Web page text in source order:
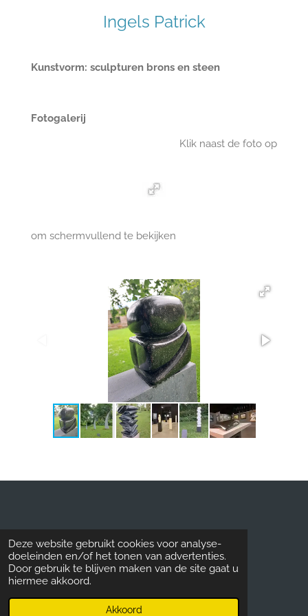
Deze website gebruikt cookies voor analyse-
doeleinden en/of het tonen van advertenties.
Door gebruik te blijven maken van de site gaat u
hiermee akkoord.
Akkoord
Ingels Patrick
Kunstvorm: sculpturen brons en steen
Fotogalerij
Klik naast de foto op
om schermvullend te bekijken
F
a
I
n
Privacyverklaring